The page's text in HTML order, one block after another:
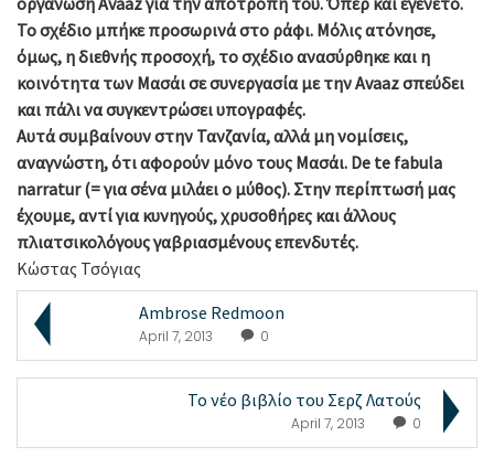
Το σχέδιο μπήκε προσωρινά στο ράφι. Μόλις ατόνησε,
όμως, η διεθνής προσοχή, το σχέδιο ανασύρθηκε και η
κοινότητα των Μασάι σε συνεργασία με την Avaaz σπεύδει
και πάλι να συγκεντρώσει υπογραφές.
Αυτά συμβαίνουν στην Τανζανία, αλλά μη νομίσεις,
αναγνώστη, ότι αφορούν μόνο τους Μασάι. De te fabula
narratur (= για σένα μιλάει ο μύθος). Στην περίπτωσή μας
έχουμε, αντί για κυνηγούς, χρυσοθήρες και άλλους
πλιατσικολόγους γαβριασμένους επενδυτές.
Κώστας Τσόγιας
Ambrose Redmoon
April 7, 2013 0
Το νέο βιβλίο του Σερζ Λατούς
April 7, 2013 0